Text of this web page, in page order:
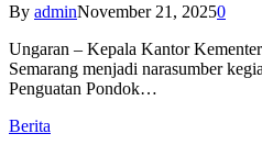
By adminNovember 21, 20250
Ungaran – Kepala Kantor
Semarang menjadi narasumber
Penguatan Pondok…
Berita